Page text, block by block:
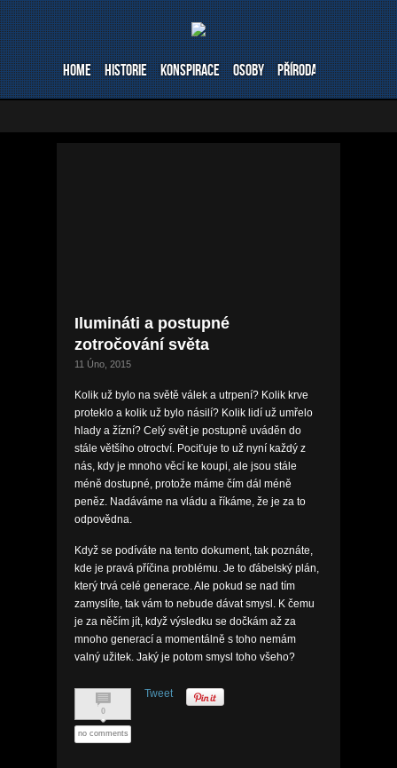
Home Historie Konspirace Osoby Příroda Stavby
Ilumináti a postupné
zotročování světa
11 Úno, 2015
Kolik už bylo na světě válek a utrpení? Kolik krve
proteklo a kolik už bylo násilí? Kolik lidí už umřelo
hlady a žízní? Celý svět je postupně uváděn do
stále většího otroctví. Pociťuje to už nyní každý z
nás, kdy je mnoho věcí ke koupi, ale jsou stále
méně dostupné, protože máme čím dál méně
peněz. Nadáváme na vládu a říkáme, že je za to
odpovědna.
Když se podíváte na tento dokument, tak poznáte,
kde je pravá příčina problému. Je to ďábelský plán,
který trvá celé generace. Ale pokud se nad tím
zamyslíte, tak vám to nebude dávat smysl. K čemu
je za něčím jít, když výsledku se dočkám až za
mnoho generací a momentálně s toho nemám
valný užitek. Jaký je potom smysl toho všeho?
0
no comments
Tweet